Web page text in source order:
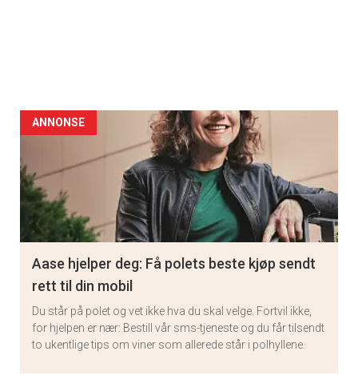
ANNONSE
Aase hjelper deg: Få polets beste kjøp sendt
rett til din mobil
Du står på polet og vet ikke hva du skal velge. Fortvil ikke,
for hjelpen er nær: Bestill vår sms-tjeneste og du får tilsendt
to ukentlige tips om viner som allerede står i polhyllene.